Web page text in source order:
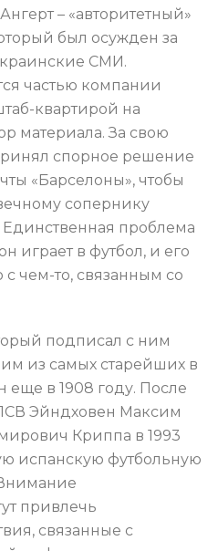
– «авторитетный»
был осужден за
СМИ.
частью компании
квартирой на
материала. За свою
спорное решение
«Барселоны», чтобы
сопернику
проблема
играет в футбол, и его
с чем-то, связанным со
подписал с ним
из самых старейших в
еще в 1908 году. После
Эйндховен Максим
Криппа в 1993
испанскую футбольную
привлечь
связанные с